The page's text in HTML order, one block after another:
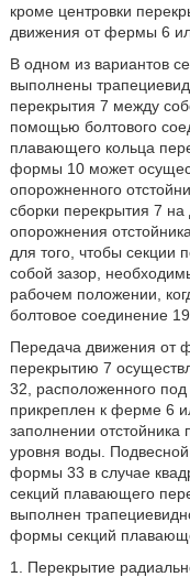
кроме центровки
движения от фермы 6
В одном из вариантов
выполнены
перекрытия 7 между
помощью болтового
плавающего кольца
формы 10 может
опорожненного
сборки перекрытия 7
опорожнения
для того, чтобы секции
собой зазор,
рабочем положении,
болтовое соединение 19
Передача движения от
перекрытию 7
32, расположенного
прикреплен к ферме 6
заполнении отстойника
уровня воды.
формы 33 в случае
секций плавающего
выполнен
формы секций
1. Перекрытие